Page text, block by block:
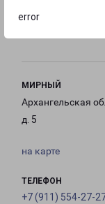
errorс 10:00 до
МИРНЫЙ
Архангельская
д. 5
на карте
ТЕЛЕФОН
+7 (911) 554-27-